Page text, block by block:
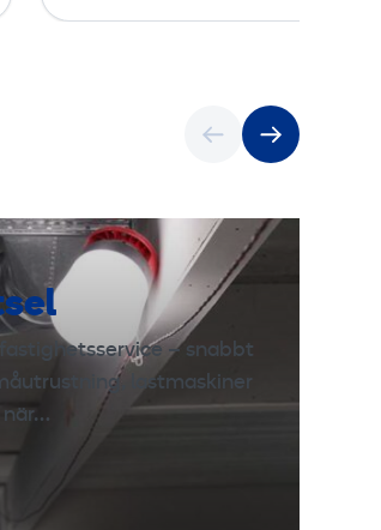
– snabbt
lastmaskiner
när…